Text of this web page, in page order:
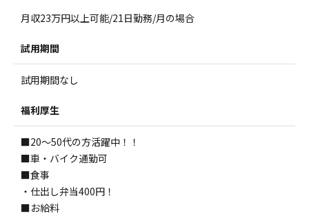
月収23万円以上可能/21日勤務/月の場合
試用期間
試用期間なし
福利厚生
■20～50代の方活躍中！！
■車・バイク通勤可
■食事
・仕出し弁当400円！
■お給料